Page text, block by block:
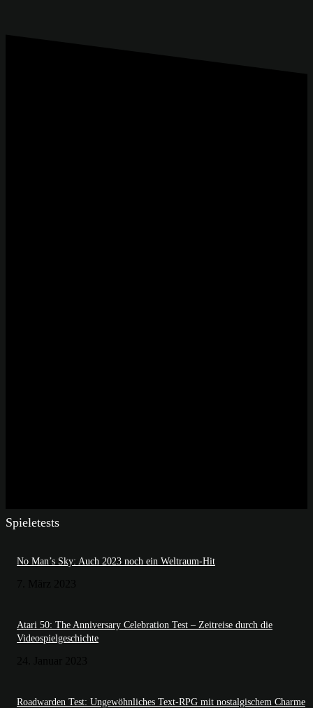
Spieletests
No Man’s Sky: Auch 2023 noch ein Weltraum-Hit
Atari 50: The Anniversary Celebration Test – Zeitreise durch die
Videospielgeschichte
Roadwarden Test: Ungewöhnliches Text-RPG mit nostalgischem Charme